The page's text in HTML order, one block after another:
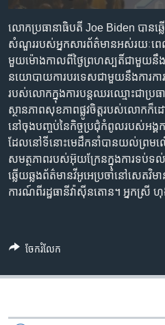
ចូល​
ទៅ​
កាន់​
ទំព័រ​
ស្វែង​
ភាសា
លោកប្រធានាធិបតី Joe Biden បានឆ្ល
សំណួររបស់អ្នកសារព័ត៌មានអស់រយៈព
មួយម៉ោងកាលពីថ្ងៃព្រហស្បតិ៍ជាមួយនឹ
នយោបាយការបរទេសជាមួយនឹងការកា
របស់លោកក្នុងការបន្តឈរឈ្មោះជាប្
ស្ថានភាពសុខភាពផ្លូវចិត្តរបស់លោក
នៅចុងបញ្ចប់នៃកិច្ចប្រជុំកំពូលរបស់អង្គក
ដែលនៅទីនោះមេដឹកនាំបានយល់ព្រមលើ
សមត្ថភាពរបស់អ៊ុយក្រែនក្នុងការទប់ទ
ឆ្លើយឆ្លងព័ត៌មានវីអូអេប្រចាំនៅសេតវិ
ការណ៍ពីរដ្ឋធានីវ៉ាស៊ីនតោន។ អ្នកស្រី
ចែករំលែក